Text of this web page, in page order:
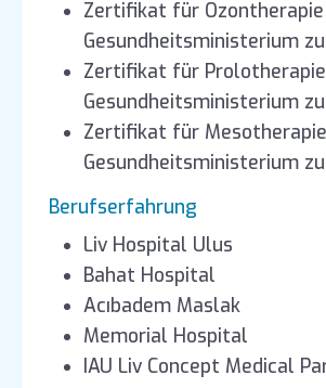
Zertifikat für
Gesundheitsministerium
Zertifikat für
Gesundheitsministerium
Zertifikat für
Gesundheitsministerium
Berufserfahrung
Liv Hospital Ulus
Bahat Hospital
Acıbadem Maslak
Memorial Hospital
IAU Liv Concept Medical